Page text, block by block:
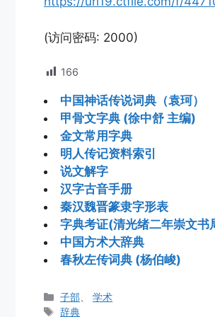
(访问密码: 2000)
166
中国神话传说词典（袁珂）
甲骨文字典 (徐中舒 主编)
金文常用字典
明人传记资料索引
说文解字
汉字古音手册
秦汉魏晋篆隶字形表
字典考证(清光绪二年崇文书
中国方术大辞典
春秋左传词典 (杨伯峻)
分
类
子部 、学术
标
辞典